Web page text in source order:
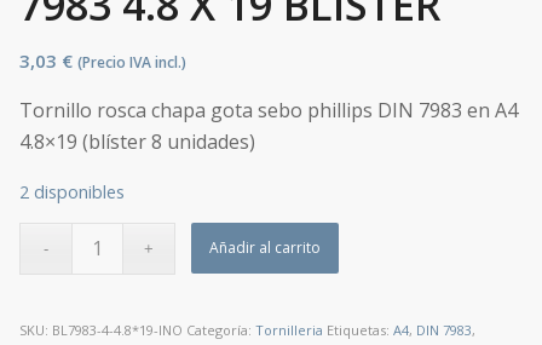
3,03 € (Precio IVA incl.)
Tornillo rosca chapa gota sebo phillips DIN 7983 en A4
4.8×19 (blíster 8 unidades)
2 disponibles
Añadir al carrito
SKU: BL7983-4-4.8*19-INO Categoría: Tornilleria Etiquetas: A4, DIN 7983,